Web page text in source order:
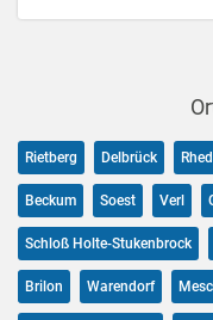
Rietberg Delbrück
Beckum Soest Verl
Schloß Holte-Stukenbrock
Brilon Warendorf